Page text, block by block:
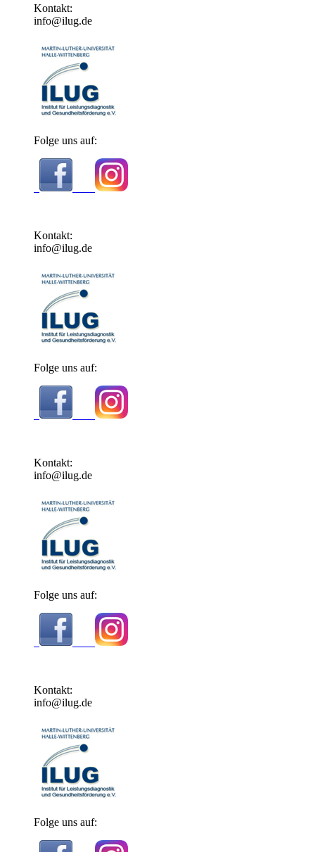
Kontakt:
info@ilug.de
Folge uns auf:
Kontakt:
info@ilug.de
Folge uns auf:
Kontakt:
info@ilug.de
Folge uns auf:
Kontakt:
info@ilug.de
Folge uns auf: